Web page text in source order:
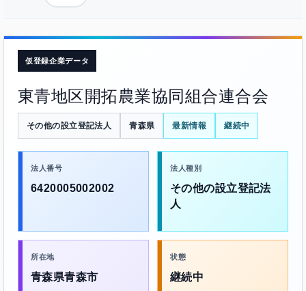
仮登録企業データ
東青地区開拓農業協同組合連合会
その他の設立登記法人 青森県 最新情報 継続中
法人番号
6420005002002
法人種別
その他の設立登記法
人
所在地
青森県青森市
状態
継続中